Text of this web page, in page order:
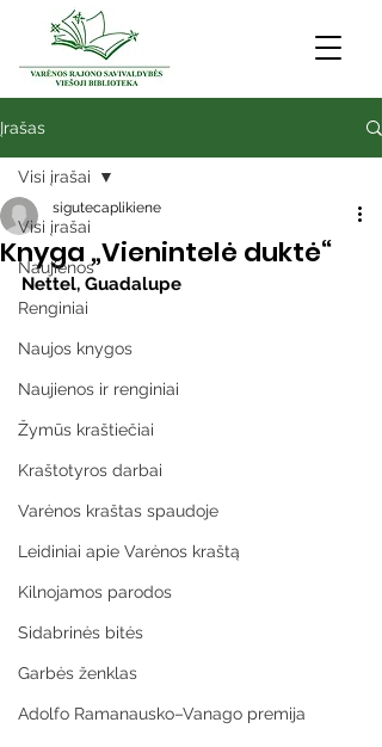
Įrašas
Visi įrašai
Naujienos
Renginiai
Naujos knygos
Naujienos ir renginiai
Žymūs kraštiečiai
Kraštotyros darbai
Varėnos kraštas spaudoje
Leidiniai apie Varėnos kraštą
Kilnojamos parodos
Sidabrinės bitės
Garbės ženklas
Adolfo Ramanausko–Vanago premija
Visi įrašai
Knyga „Vienintelė duktė“
sigutecaplikiene
Nettel, Guadalupe